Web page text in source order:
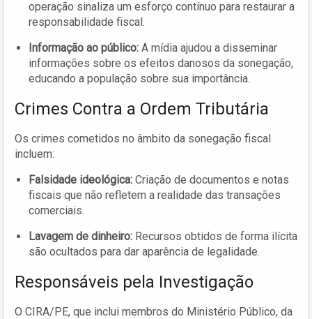
operação sinaliza um esforço contínuo para restaurar a
responsabilidade fiscal.
Informação ao público: A mídia ajudou a disseminar
informações sobre os efeitos danosos da sonegação,
educando a população sobre sua importância.
Crimes Contra a Ordem Tributária
Os crimes cometidos no âmbito da sonegação fiscal
incluem:
Falsidade ideológica: Criação de documentos e notas
fiscais que não refletem a realidade das transações
comerciais.
Lavagem de dinheiro: Recursos obtidos de forma ilícita
são ocultados para dar aparência de legalidade.
Responsáveis pela Investigação
O CIRA/PE, que inclui membros do Ministério Público, da